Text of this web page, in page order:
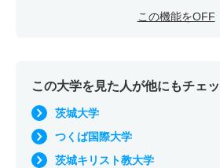
この機能をOFF
この大学を見た人が他にもチェ
茨城大学
つくば国際大学
茨城キリスト教大学